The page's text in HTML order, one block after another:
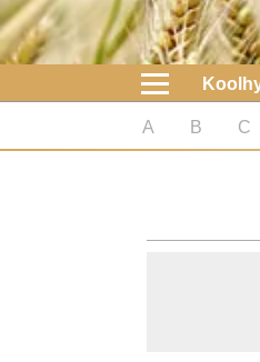
Boeken
koolhydraatarme diëten
Diabetes test
A B C